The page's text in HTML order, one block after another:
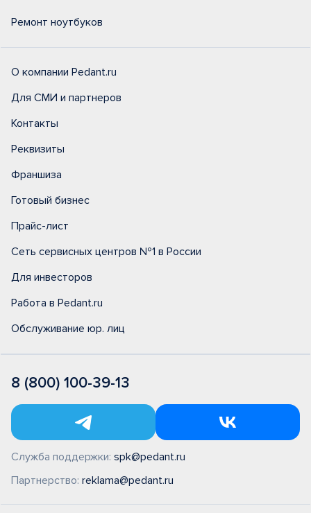
Ремонт ноутбуков
О компании Pedant.ru
Для СМИ и партнеров
Контакты
Реквизиты
Франшиза
Готовый бизнес
Прайс-лист
Сеть сервисных центров №1 в России
Для инвесторов
Работа в Pedant.ru
Обслуживание юр. лиц
8 (800) 100-39-13
Служба поддержки: spk@pedant.ru
Партнерство: reklama@pedant.ru